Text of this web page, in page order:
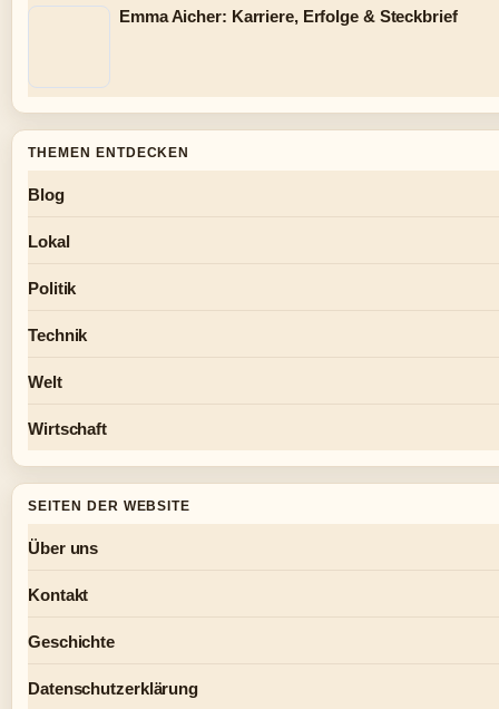
Emma Aicher: Karriere, Erfolge & Steckbrief
THEMEN ENTDECKEN
Blog
Lokal
Politik
Technik
Welt
Wirtschaft
SEITEN DER WEBSITE
Über uns
Kontakt
Geschichte
Datenschutzerklärung